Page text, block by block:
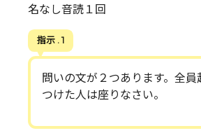
名なし音読１回
指示 . 1
問いの文が２つあります。全員
つけた人は座りなさい。